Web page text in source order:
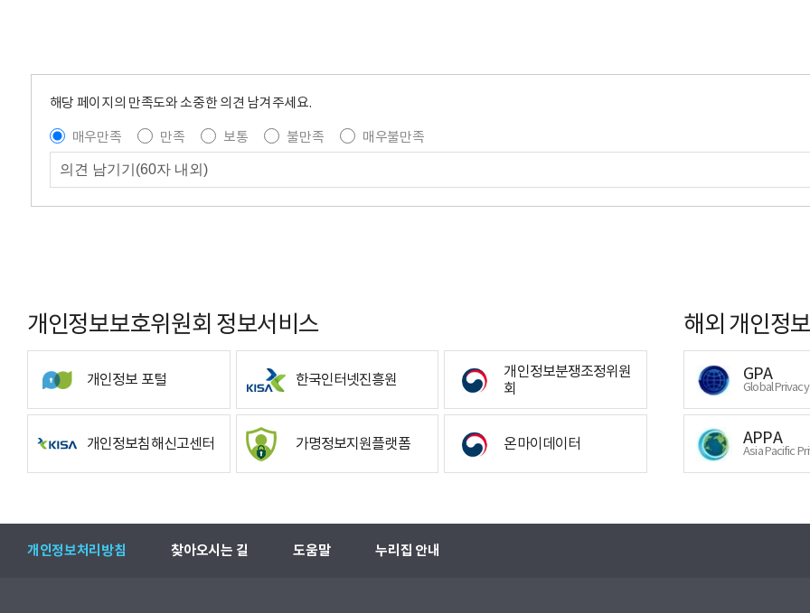
해당 페이지의 만족도와 소중한 의견 남겨주세요.
매우만족
만족 보통 불만족
매우불만족
개인정보보호위원회 정보서비스
개인정보 포털 한국인터넷진흥원
개인정보분쟁조정위원
회
개인정보침해신고센터 가명정보지원플랫폼 온마이데이터
해외 개인정
GPA
Global
APPA
Asia Pacific
개인정보처리방침 찾아오시는 길 도움말 누리집 안내